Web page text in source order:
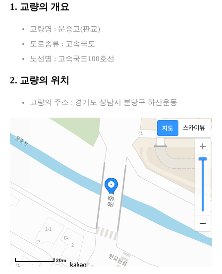
1. 교량의 개요
교량명 : 운중교(판교)
도로종류 : 고속국도
노선명 : 고속국도100호선
2. 교량의 위치
교량의 주소 : 경기도 성남시 분당구 하산운동
20m